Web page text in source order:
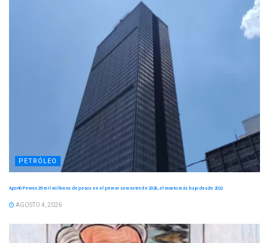
PETRÓLEO
Aportó Pemex 29 mil millones de pesos en el primer semestre de 2026, el monto más bajo desde 2013
AGOSTO 4, 2026